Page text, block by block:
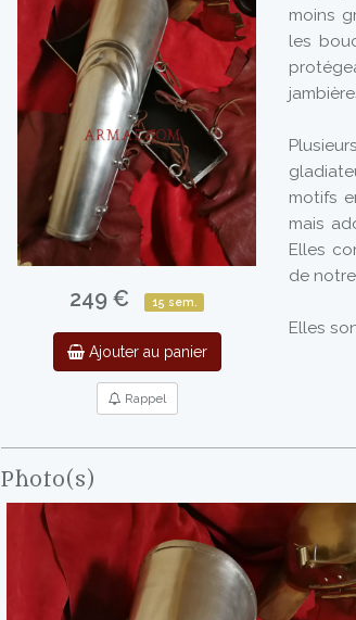
249 € 15 sem.
Ajouter au panier
Rappel
moins
les
motifs
mais
Elles
de
Elles
Photo(s)